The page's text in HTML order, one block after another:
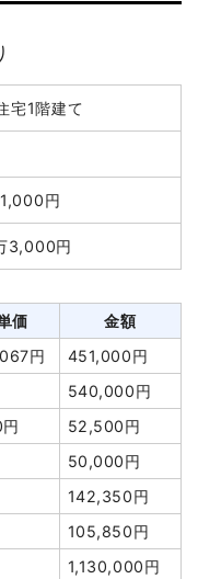
宅1階建て
円
3,000円
価
金額
円
451,000円
540,000円
52,500円
50,000円
142,350円
105,850円
1,130,000円